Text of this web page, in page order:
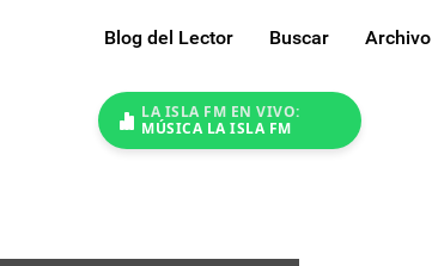
Blog del Lector Buscar Archivo
LA ISLA FM EN VIVO:
MÚSICA LA ISLA FM